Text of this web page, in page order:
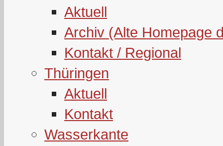
Aktuell
Archiv (Alte Homepage
Kontakt / Regional
Thüringen
Aktuell
Kontakt
Wasserkante